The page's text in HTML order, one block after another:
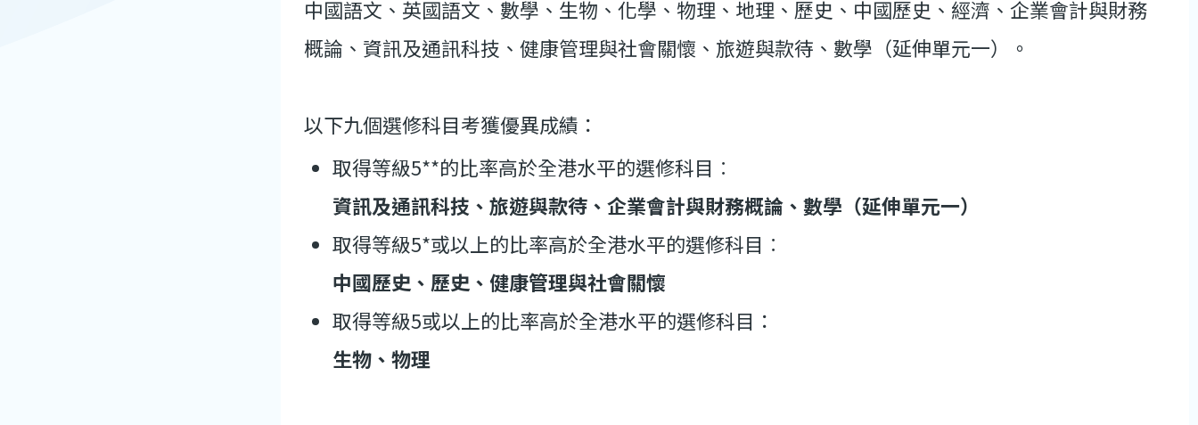
中國語文、英國語文、數學、生物、化學、物理、地理、歷史、中國歷史、經濟、企業會計與財務
概論、資訊及通訊科技、健康管理與社會關懷、旅遊與款待、數學（延伸單元一）。
以下九個選修科目考獲優異成績：
取得等級5**的比率高於全港水平的選修科目︰
資訊及通訊科技、旅遊與款待、企業會計與財務概論、數學（延伸單元一）
取得等級5*或以上的比率高於全港水平的選修科目︰
中國歷史、歷史、健康管理與社會關懷
取得等級5或以上的比率高於全港水平的選修科目：
生物、物理